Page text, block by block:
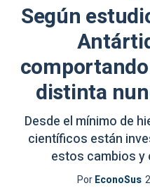
Según
distinta
Desde el mínimo de
científicos están
estos cambios
PorEconoSus